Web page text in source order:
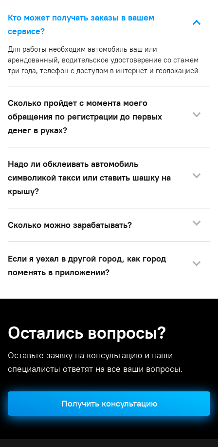
Кто может получать заказы в вашем
сервисе?
Для работы необходим автомобиль ваш или
арендованный, водительское удостоверение со стажем
три года, телефон с доступом в интернет и геолокацией.
Сколько пройдет с момента моего
обращения по регистрации до первых
денег в руках?
Надо ли обклеивать автомобиль
символикой такси или ставить шашку на
крышу?
Сколько можно зарабатывать?
Если я уехал в другой город, как город
поменять в приложении?
Остались вопросы?
Оставьте заявку на консультацию и наши
специалисты ответят на все ваши вопросы.
Получить консультацию